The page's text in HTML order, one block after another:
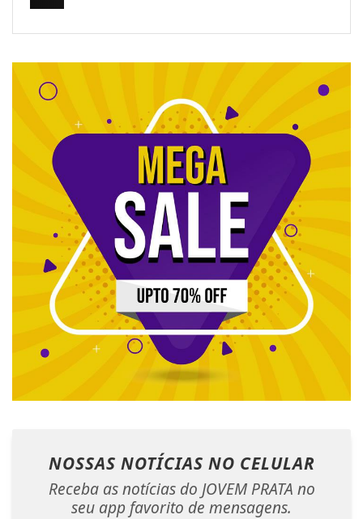
NOSSAS NOTÍCIAS NO CELULAR
Receba as notícias do JOVEM PRATA no
seu app favorito de mensagens.